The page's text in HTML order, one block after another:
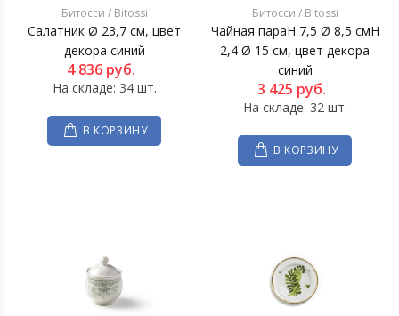
Битосси / Bitossi
Салатник Ø 23,7 см, цвет
декора синий
4 836 руб.
На складе: 34 шт.
В КОРЗИНУ
Битосси / Bitossi
Чайная параH 7,5 Ø 8,5 смH
2,4 Ø 15 см, цвет декора
синий
3 425 руб.
На складе: 32 шт.
В КОРЗИНУ